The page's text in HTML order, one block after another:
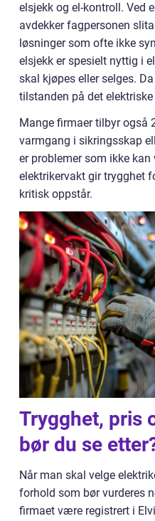
elsjekk og el-kontroll. Ved
avdekker fagpersonen
løsninger som ofte ikke
elsjekk er spesielt nyttig i
skal kjøpes eller selges.
tilstanden på det
Mange firmaer tilbyr også
varmgang i sikringsskap
er problemer som ikke kan
elektrikervakt gir trygghet
kritisk oppstår.
Trygghet, pris
bør du se
Når man skal velge
forhold som bør vurderes
firmaet være registrert i